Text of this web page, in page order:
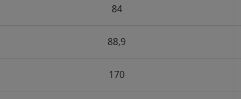
84
88,9
170